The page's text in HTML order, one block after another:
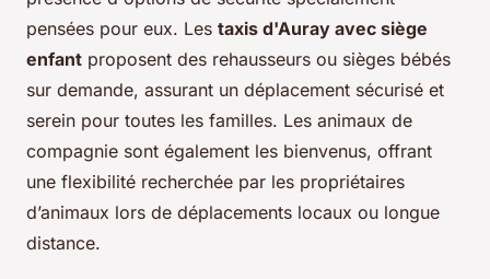
pensées pour eux. Les taxis d'Auray avec siège
enfant proposent des rehausseurs ou sièges bébés
sur demande, assurant un déplacement sécurisé et
serein pour toutes les familles. Les animaux de
compagnie sont également les bienvenus, offrant
une flexibilité recherchée par les propriétaires
d’animaux lors de déplacements locaux ou longue
distance.